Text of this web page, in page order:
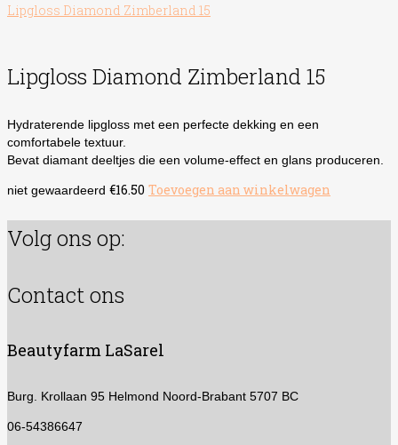
Lipgloss Diamond Zimberland 15
Lipgloss Diamond Zimberland 15
Hydraterende lipgloss met een perfecte dekking en een
comfortabele textuur.
Bevat diamant deeltjes die een volume-effect en glans produceren.
niet gewaardeerd €16.50 Toevoegen aan winkelwagen
Volg ons op:
Contact ons
Beautyfarm LaSarel
Burg. Krollaan 95 Helmond Noord-Brabant 5707 BC
06-54386647